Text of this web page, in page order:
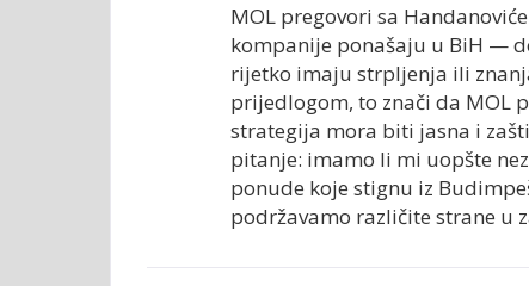
MOL pregovori sa
kompanije ponašaju u BiH —
rijetko imaju strpljenja ili
prijedlogom, to znači da MOL
strategija mora biti jasna i
pitanje: imamo li mi uopšte
ponude koje stignu iz
podržavamo različite strane u